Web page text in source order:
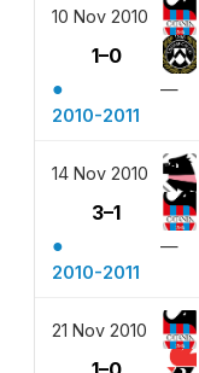
10 Nov 2010
1–0
●
—
2010-2011
14 Nov 2010
3–1
●
—
2010-2011
21 Nov 2010